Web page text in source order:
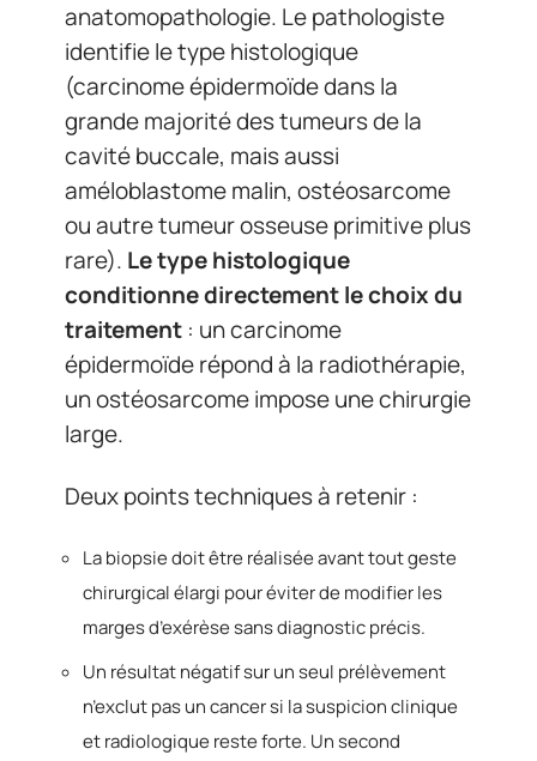
anatomopathologie. Le pathologiste
identifie le type histologique
(carcinome épidermoïde dans la
grande majorité des tumeurs de la
cavité buccale, mais aussi
améloblastome malin, ostéosarcome
ou autre tumeur osseuse primitive plus
rare). Le type histologique
conditionne directement le choix du
traitement : un carcinome
épidermoïde répond à la radiothérapie,
un ostéosarcome impose une chirurgie
large.
Deux points techniques à retenir :
La biopsie doit être réalisée avant tout geste
chirurgical élargi pour éviter de modifier les
marges d’exérèse sans diagnostic précis.
Un résultat négatif sur un seul prélèvement
n’exclut pas un cancer si la suspicion clinique
et radiologique reste forte. Un second